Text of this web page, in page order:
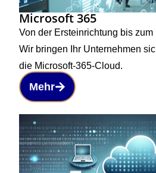
Microsoft 365
Von der Ersteinrichtung bis
Wir bringen Ihr Unternehmen
die Microsoft-365-Cloud.
Mehr